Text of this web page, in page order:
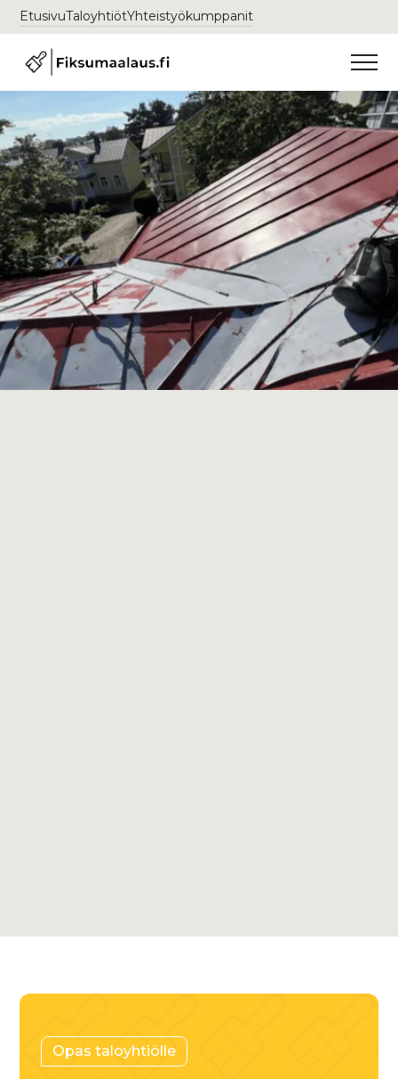
EtusivuTaloyhtiötYhteistyökumppanit
Opas taloyhtiölle